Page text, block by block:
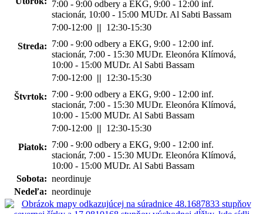
7:00 - 9:00 odbery a EKG, 9:00 - 12:00 inf.
stacionár, 10:00 - 15:00 MUDr. Al Sabti Bassam
Streda:
7:00-12:00 || 12:30-15:30
7:00 - 9:00 odbery a EKG, 9:00 - 12:00 inf.
stacionár, 7:00 - 15:30 MUDr. Eleonóra Klímová,
10:00 - 15:00 MUDr. Al Sabti Bassam
Štvrtok:
7:00-12:00 || 12:30-15:30
7:00 - 9:00 odbery a EKG, 9:00 - 12:00 inf.
stacionár, 7:00 - 15:30 MUDr. Eleonóra Klímová,
10:00 - 15:00 MUDr. Al Sabti Bassam
Piatok:
7:00-12:00 || 12:30-15:30
7:00 - 9:00 odbery a EKG, 9:00 - 12:00 inf.
stacionár, 7:00 - 15:30 MUDr. Eleonóra Klímová,
10:00 - 15:00 MUDr. Al Sabti Bassam
Sobota: neordinuje
Nedeľa: neordinuje